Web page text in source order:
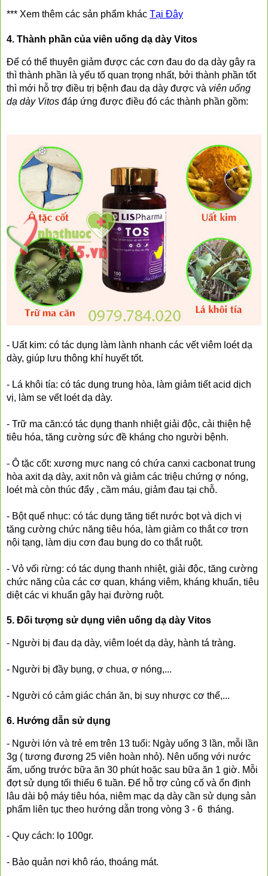
*** Xem thêm các sản phẩm khác Tại Đây
4. Thành phần của viên uống dạ dày Vitos
Để có thể thuyên giảm được các cơn đau do dạ dày gây ra
thì thành phần là yếu tố quan trọng nhất, bởi thành phần tốt
thì mới hỗ trợ điều trị bệnh đau dạ dày được và viên uống
dạ dày Vitos đáp ứng được điều đó các thành phần gồm:
- Uất kim: có tác dụng làm lành nhanh các vết viêm loét dạ
dày, giúp lưu thông khí huyết tốt.
- Lá khôi tía: có tác dụng trung hòa, làm giảm tiết acid dịch
vị, làm se vết loét dạ dày.
- Trữ ma căn:có tác dụng thanh nhiệt giải độc, cải thiện hệ
tiêu hóa, tăng cường sức đề kháng cho người bệnh.
- Ô tặc cốt: xương mực nang có chứa canxi cacbonat trung
hòa axit dạ dày, axit nôn và giảm các triệu chứng ợ nóng,
loét mà còn thúc đẩy , cầm máu, giảm đau tại chỗ.
- Bột quế nhục: có tác dụng tăng tiết nước bọt và dịch vị
tăng cường chức năng tiêu hóa, làm giảm co thắt cơ trơn
nội tạng, làm dịu cơn đau bụng do co thắt ruột.
- Vỏ vối rừng: có tác dụng thanh nhiệt, giải độc, tăng cường
chức năng của các cơ quan, kháng viêm, kháng khuẩn, tiêu
diệt các vi khuẩn gây hại đường ruột.
5. Đối tượng sử dụng viên uống dạ dày Vitos
- Người bị đau dạ dày, viêm loét dạ dày, hành tá tràng.
- Người bị đầy bụng, ợ chua, ợ nóng,...
- Người có cảm giác chán ăn, bị suy nhược cơ thể,...
6. Hướng dẫn sử dụng
- Người lớn và trẻ em trên 13 tuổi: Ngày uống 3 lần, mỗi lần
3g ( tương đương 25 viên hoàn nhỏ). Nên uống với nước
ấm, uống trước bữa ăn 30 phút hoặc sau bữa ăn 1 giờ. Mỗi
đợt sử dụng tối thiểu 6 tuần. Để hỗ trợ củng cố và ổn định
lâu dài bộ máy tiêu hóa, niêm mạc dạ dày cần sử dụng sản
phẩm liên tục theo hướng dẫn trong vòng 3 - 6  tháng.
- Quy cách: lọ 100gr.
- Bảo quản nơi khô ráo, thoáng mát.
❆
❆